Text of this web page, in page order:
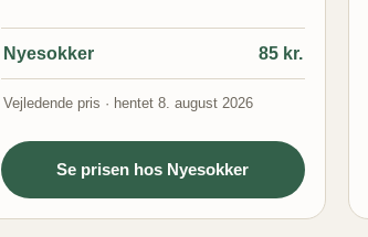
Nyesokker 85 kr.
Vejledende pris · hentet 8. august 2026
Se prisen hos Nyesokker